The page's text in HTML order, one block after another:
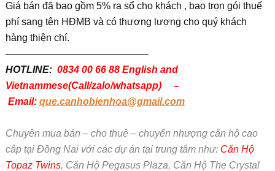
Giá bán đã bao gồm 5% ra sổ cho khách , bao trọn gói thuế
phí sang tên HĐMB và có thương lượng cho quý khách
hàng thiện chí.
——————————————–
HOTLINE: 0834 00 66 88 English and
Vietnammese(Call/zalo/whatsapp) –
Email: que.canhobienhoa@gmail.com
Chuyên mua bán – cho thuê – chuyển nhượng căn hộ cao
câp tại Đồng Nai với các dự án tại trung tâm như: Căn Hộ
Topaz Twins, Căn Hộ Pegasus Plaza, Căn Hộ The Crystal